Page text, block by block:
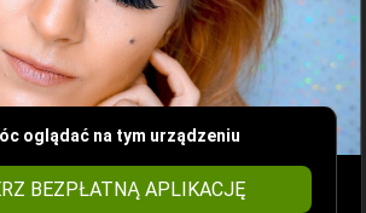
oglądać na tym urządzeniu
BEZPŁATNĄ APLIKACJĘ